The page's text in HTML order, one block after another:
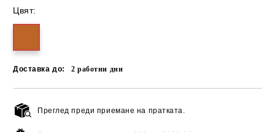
Цвят:
Доставка до: 2работни дни
Преглед преди приемане на пратката.